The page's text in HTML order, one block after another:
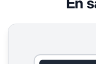
Calculatrice de